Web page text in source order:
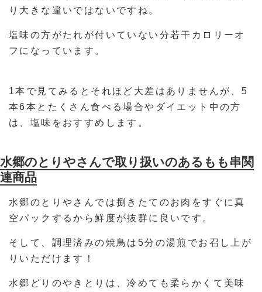
り大きな違いではないですね。
塩味の方がたれが付いていない分若干カロリーオ
フになっています。
1本で見てみるとそれほど大差はありませんが、5
本6本とたくさん食べる場合やダイエット中の方
は、塩味をおすすめします。
水郷のとりやさんで取り扱いのあるもも串関
連商品
水郷のとりやさんでは捌きたてのお肉をすぐに真
空パックするから鮮度が抜群に良いです。
そして、調理済みの焼鳥は5分の湯煎でお召し上が
りいただけます！
水郷どりのやきとりは、冷めても柔らかくて美味